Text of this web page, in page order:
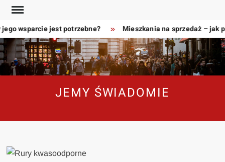
Skip
contentwsparcie jest potrzebne? Mieszkania na sprzedaż – jak
JEMY ŚWIADOMIE